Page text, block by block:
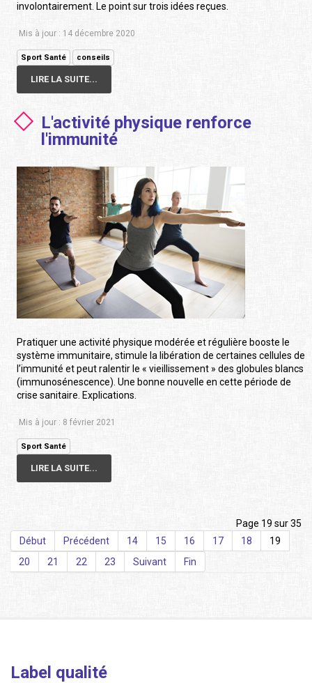
involontairement. Le point sur trois idées reçues.
Mis à jour : 14 décembre 2020
Sport Santé conseils
LIRE LA SUITE...
L'activité physique renforce
l'immunité
Pratiquer une activité physique modérée et régulière booste le
système immunitaire, stimule la libération de certaines cellules de
l’immunité et peut ralentir le « vieillissement » des globules blancs
(immunosénescence). Une bonne nouvelle en cette période de
crise sanitaire. Explications.
Mis à jour : 8 février 2021
Sport Santé
LIRE LA SUITE...
Page 19 sur 35
Début
Précédent 14 15 16 17 18
19
20
21 22 23 Suivant Fin
Label qualité